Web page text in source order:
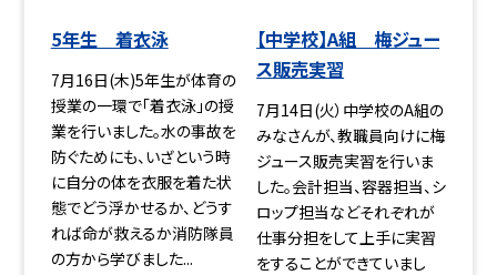
5年生 着衣泳
7月16日(木)5年生が体育の
授業の一環で「着衣泳」の授
業を行いました。水の事故を
防ぐためにも、いざという時
に自分の体を衣服を着た状
態でどう浮かせるか、どうす
れば命が救えるか消防隊員
の方から学びました...
【中学校】A組 梅ジュー
ス販売実習
7月14日(火）中学校のA組の
みなさんが、教職員向けに梅
ジュース販売実習を行いま
した。会計担当、容器担当、シ
ロップ担当などそれぞれが
仕事分担をして上手に実習
をすることができていまし